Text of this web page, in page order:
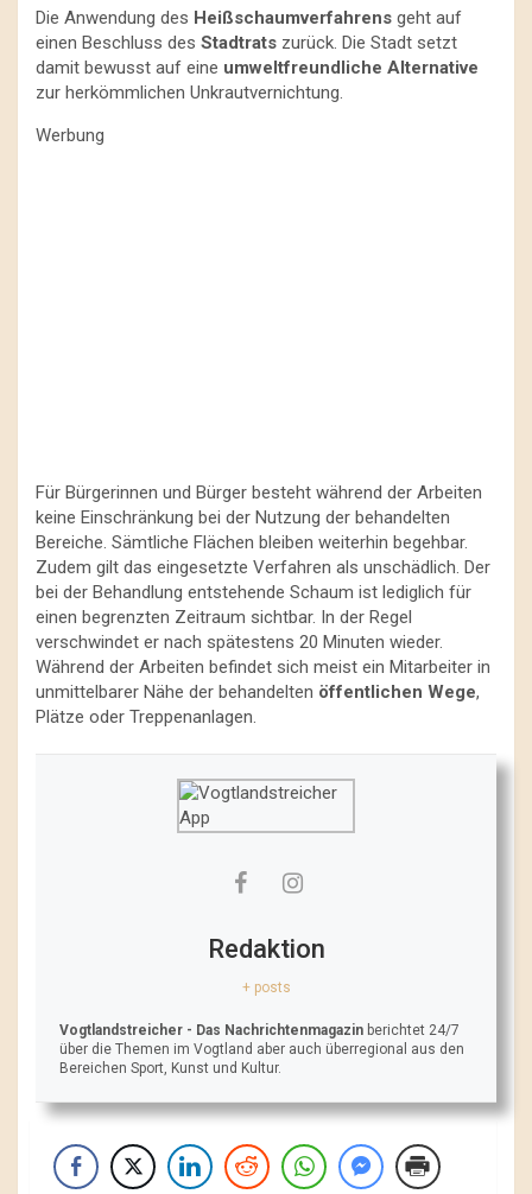
Die Anwendung des Heißschaumverfahrens geht auf
einen Beschluss des Stadtrats zurück. Die Stadt setzt
damit bewusst auf eine umweltfreundliche Alternative
zur herkömmlichen Unkrautvernichtung.
Werbung
Für Bürgerinnen und Bürger besteht während der Arbeiten
keine Einschränkung bei der Nutzung der behandelten
Bereiche. Sämtliche Flächen bleiben weiterhin begehbar.
Zudem gilt das eingesetzte Verfahren als unschädlich. Der
bei der Behandlung entstehende Schaum ist lediglich für
einen begrenzten Zeitraum sichtbar. In der Regel
verschwindet er nach spätestens 20 Minuten wieder.
Während der Arbeiten befindet sich meist ein Mitarbeiter in
unmittelbarer Nähe der behandelten öffentlichen Wege,
Plätze oder Treppenanlagen.
Redaktion
+ posts
Vogtlandstreicher - Das Nachrichtenmagazin berichtet 24/7
über die Themen im Vogtland aber auch überregional aus den
Bereichen Sport, Kunst und Kultur.